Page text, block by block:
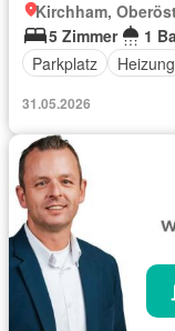
Kirchham,
5 Zimmer
1
Parkplatz
Heizung
31.05.2026